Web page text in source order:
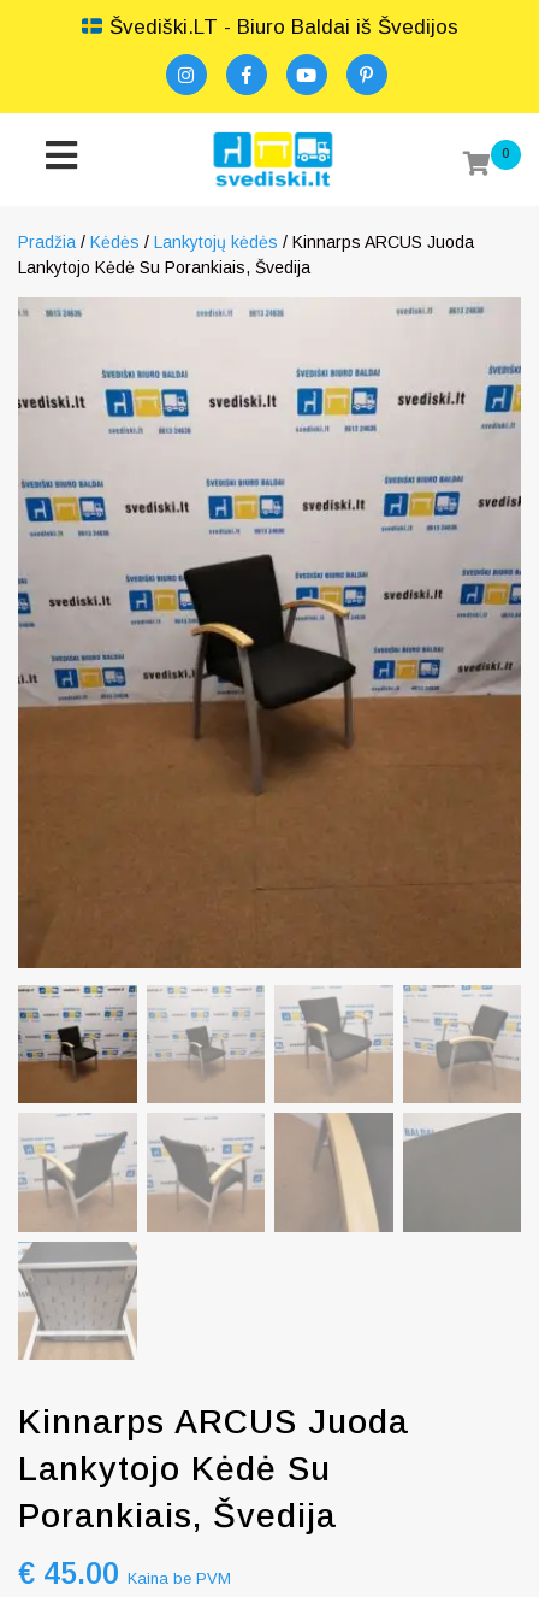
Švediški.LT - Biuro Baldai iš Švedijos
0
Pradžia / Kėdės / Lankytojų kėdės / Kinnarps ARCUS Juoda
Lankytojo Kėdė Su Porankiais, Švedija
Kinnarps ARCUS Juoda
Lankytojo Kėdė Su
Porankiais, Švedija
€ 45.00 Kaina be PVM